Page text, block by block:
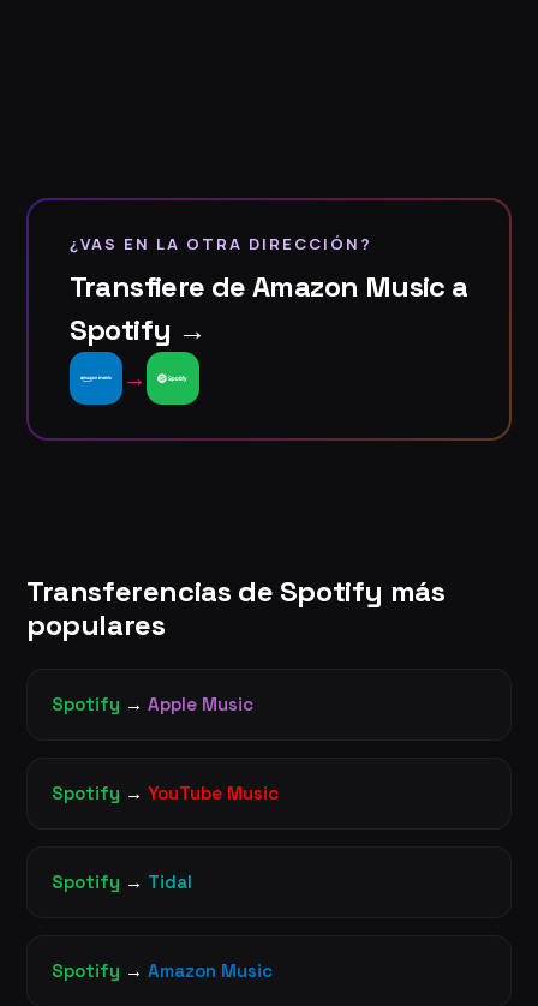
¿VAS EN LA OTRA DIRECCIÓN?
Transfiere de Amazon Music a
Spotify →
→
Transferencias de Spotify más
populares
Spotify → Apple Music
Spotify → YouTube Music
Spotify → Tidal
Spotify → Amazon Music